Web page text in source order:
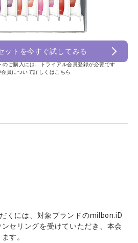
ットを今すぐ試してみる
のご購入には、トライアル会員登録が必要です
員について詳しくはこちら
くには、対象ブランドのmilbon:iD
セリングを受けていただき、本会
す。